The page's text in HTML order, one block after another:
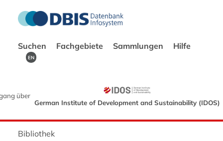
Suchen Fachgebiete Sammlungen Hilfe
EN
über
German Institute of Development and Sustainability (IDOS)
Bibliothek